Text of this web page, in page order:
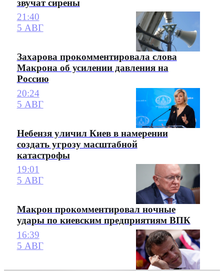
звучат сирены
21:40
5 АВГ
Захарова прокомментировала слова
Макрона об усилении давления на
Россию
20:24
5 АВГ
Небензя уличил Киев в намерении
создать угрозу масштабной
катастрофы
19:01
5 АВГ
Макрон прокомментировал ночные
удары по киевским предприятиям ВПК
16:39
5 АВГ